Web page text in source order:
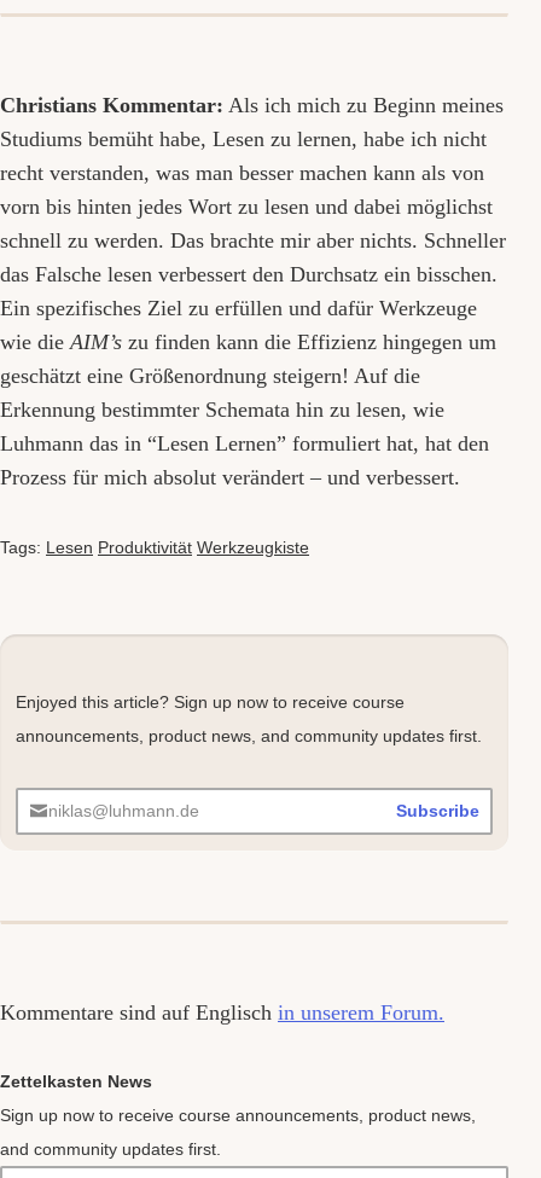
Zettelkasten News
Sign up now to receive course announcements, product news,
and community updates first.
Christians Kommentar: Als ich mich zu Beginn meines
Studiums bemüht habe, Lesen zu lernen, habe ich nicht
recht verstanden, was man besser machen kann als von
vorn bis hinten jedes Wort zu lesen und dabei möglichst
schnell zu werden. Das brachte mir aber nichts. Schneller
das Falsche lesen verbessert den Durchsatz ein bisschen.
Ein spezifisches Ziel zu erfüllen und dafür Werkzeuge
wie dieAIM’s zu finden kann die Effizienz hingegen um
geschätzt eine Größenordnung steigern! Auf die
Erkennung bestimmter Schemata hin zu lesen, wie
Luhmann das in “Lesen Lernen” formuliert hat, hat den
Prozess für mich absolut verändert – und verbessert.
Tags: Lesen Produktivität Werkzeugkiste
Enjoyed this article? Sign up now to receive course
announcements, product news, and community updates first.
niklas@luhmann.de Subscribe
Kommentare sind auf Englisch in unserem Forum.